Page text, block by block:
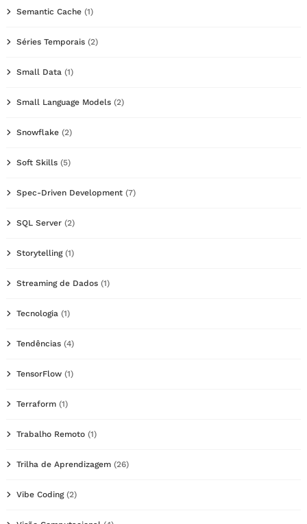
Semantic Cache (1)
Séries Temporais (2)
Small Data (1)
Small Language Models (2)
Snowflake (2)
Soft Skills (5)
Spec-Driven Development (7)
SQL Server (2)
Storytelling(1)
Streaming de Dados (1)
Tecnologia (1)
Tendências (4)
TensorFlow (1)
Terraform (1)
Trabalho Remoto (1)
Trilha de Aprendizagem (26)
Vibe Coding(2)